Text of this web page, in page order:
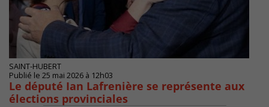
SAINT-HUBERT
Publié le 25 mai 2026 à 12h03
Le député Ian Lafrenière se représente aux
élections provinciales